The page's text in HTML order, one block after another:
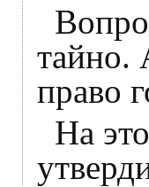
тайно.
право
На